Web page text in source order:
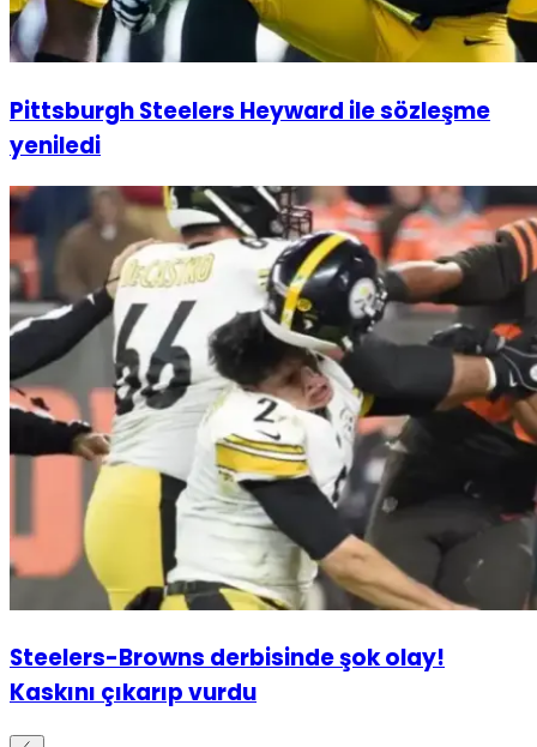
Pittsburgh Steelers Heyward ile sözleşme
yeniledi
Steelers-Browns derbisinde şok olay!
Kaskını çıkarıp vurdu